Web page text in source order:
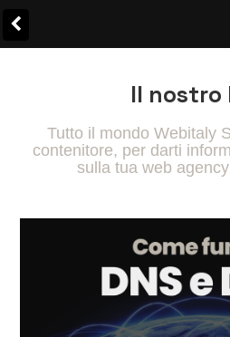
Il nostro
Tutto il mondo Webitaly
contenitore, per darti
sulla tua web